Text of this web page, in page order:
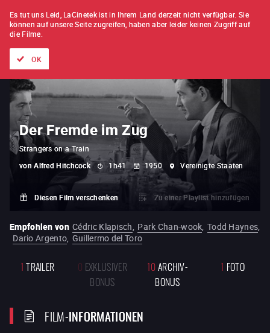
FILM FÜR FILM ABONNEMENT
Der Fremde im Zug
Strangers on a Train
von Alfred Hitchcock 1h41 1950 Vereinigte Staaten
Diesen Film verschenken Zu einer Playlist hinzufügen
Empfohlen von Cédric Klapisch, Park Chan-wook, Todd Haynes,
Dario Argento, Guillermo del Toro
1 TRAILER 0 EXKLUSIVER
BONUS
10ARCHIV-
BONUS
1 FOTO
FILM-INFORMATIONEN
Es tut uns Leid, LaCinetek ist in Ihrem Land derzeit nicht verfügbar. Sie
können auf unsere Seite zugreifen, haben aber leider keinen Zugriff auf
die Filme.
OK